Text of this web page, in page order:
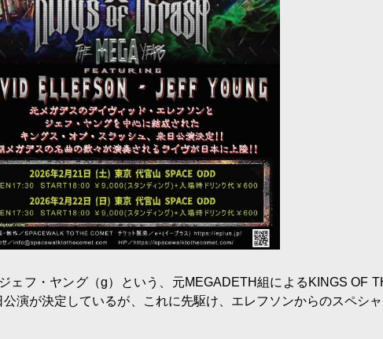
ェフ・ヤング（g）という、元MEGADETH組によるKINGS OF
演が決定しているが、これに先駆け、エレフソンからのスペシ